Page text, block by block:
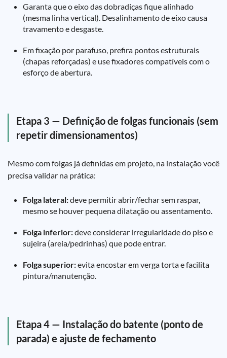
Garanta que o eixo das dobradiças fique alinhado
(mesma linha vertical). Desalinhamento de eixo causa
travamento e desgaste.
Em fixação por parafuso, prefira pontos estruturais
(chapas reforçadas) e use fixadores compatíveis com o
esforço de abertura.
Etapa 3 — Definição de folgas funcionais (sem
repetir dimensionamentos)
Mesmo com folgas já definidas em projeto, na instalação você
precisa validar na prática:
Folga lateral:deve permitir abrir/fechar sem raspar,
mesmo se houver pequena dilatação ou assentamento.
Folga inferior:deve considerar irregularidade do piso e
sujeira (areia/pedrinhas) que pode entrar.
Folga superior:evita encostar em verga torta e facilita
pintura/manutenção.
Etapa 4 — Instalação do batente (ponto de
parada) e ajuste de fechamento